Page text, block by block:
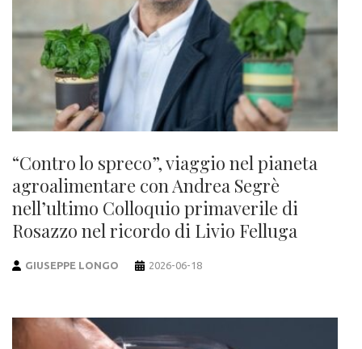
“Contro lo spreco”, viaggio nel pianeta
agroalimentare con Andrea Segrè
nell’ultimo Colloquio primaverile di
Rosazzo nel ricordo di Livio Felluga
GIUSEPPE LONGO 2026-06-18